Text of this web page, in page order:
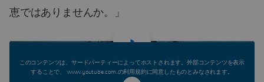
恵ではありませんか。」
このコンテンツは、サードパーティーによってホストされます。外部コンテンツを表示
することで、 www.youtube.com.の利用規約に同意したものとみなされます。